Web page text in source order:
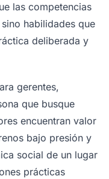
las competencias
habilidades que
deliberada y
gerentes,
que busque
encuentran valor
bajo presión y
social de un lugar
prácticas